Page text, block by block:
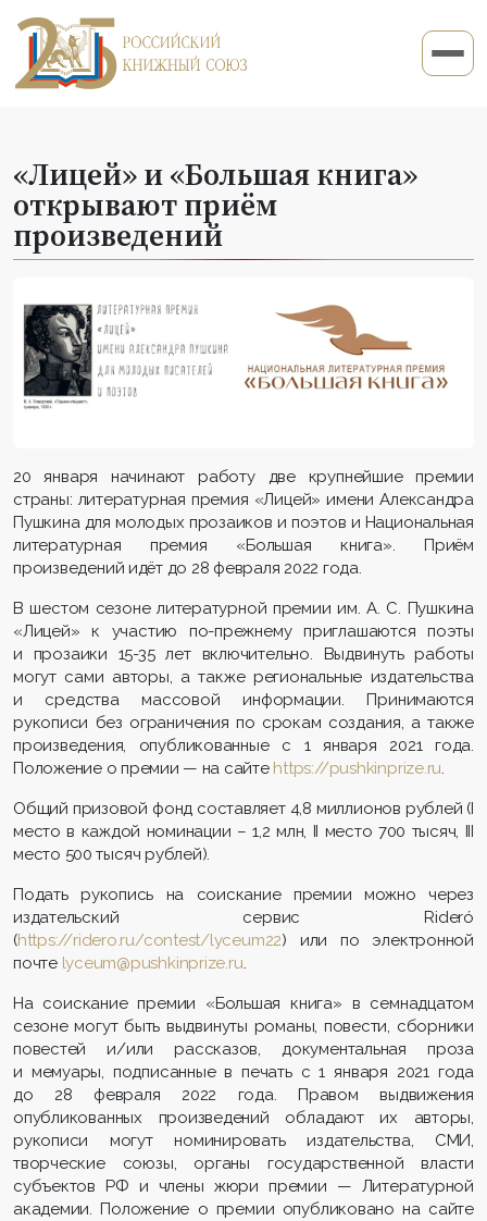
«Лицей» и «Большая книга»
открывают приём
произведений
20 января начинают работу две крупнейшие премии
страны: литературная премия «Лицей» имени Александра
Пушкина для молодых прозаиков и поэтов и Национальная
литературная премия «Большая книга». Приём
произведений идёт до 28 февраля 2022 года.
В шестом сезоне литературной премии им. А. С. Пушкина
«Лицей» к участию по-прежнему приглашаются поэты
и прозаики 15-35 лет включительно. Выдвинуть работы
могут сами авторы, а также региональные издательства
и средства массовой информации. Принимаются
рукописи без ограничения по срокам создания, а также
произведения, опубликованные с 1 января 2021 года.
Положение о премии — на сайте https://pushkinprize.ru.
Общий призовой фонд составляет 4,8 миллионов рублей (I
место в каждой номинации – 1,2 млн, II место 700 тысяч, III
место 500 тысяч рублей).
Подать рукопись на соискание премии можно через
издательский сервис Rideró
(https://ridero.ru/contest/lyceum22) или по электронной
почте lyceum@pushkinprize.ru.
На соискание премии «Большая книга» в семнадцатом
сезоне могут быть выдвинуты романы, повести, сборники
повестей и/или рассказов, документальная проза
и мемуары, подписанные в печать с 1 января 2021 года
до 28 февраля 2022 года. Правом выдвижения
опубликованных произведений обладают их авторы,
рукописи могут номинировать издательства, СМИ,
творческие союзы, органы государственной власти
субъектов РФ и члены жюри премии — Литературной
академии. Положение о премии опубликовано на сайте